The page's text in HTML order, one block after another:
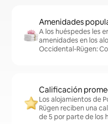
Amenidades
A los huéspedes les
amenidades en los
Occidental-Rügen:
Calificación
Los alojamientos de
Rügen reciben una
de 5 por parte de los